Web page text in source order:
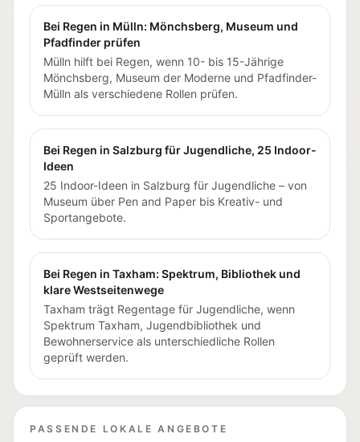
Bei Regen in Mülln: Mönchsberg, Museum und
Pfadfinder prüfen
Mülln hilft bei Regen, wenn 10- bis 15-Jährige
Mönchsberg, Museum der Moderne und Pfadfinder-
Mülln als verschiedene Rollen prüfen.
Bei Regen in Salzburg für Jugendliche, 25 Indoor-
Ideen
25 Indoor-Ideen in Salzburg für Jugendliche – von
Museum über Pen and Paper bis Kreativ- und
Sportangebote.
Bei Regen in Taxham: Spektrum, Bibliothek und
klare Westseitenwege
Taxham trägt Regentage für Jugendliche, wenn
Spektrum Taxham, Jugendbibliothek und
Bewohnerservice als unterschiedliche Rollen
geprüft werden.
PASSENDE LOKALE ANGEBOTE